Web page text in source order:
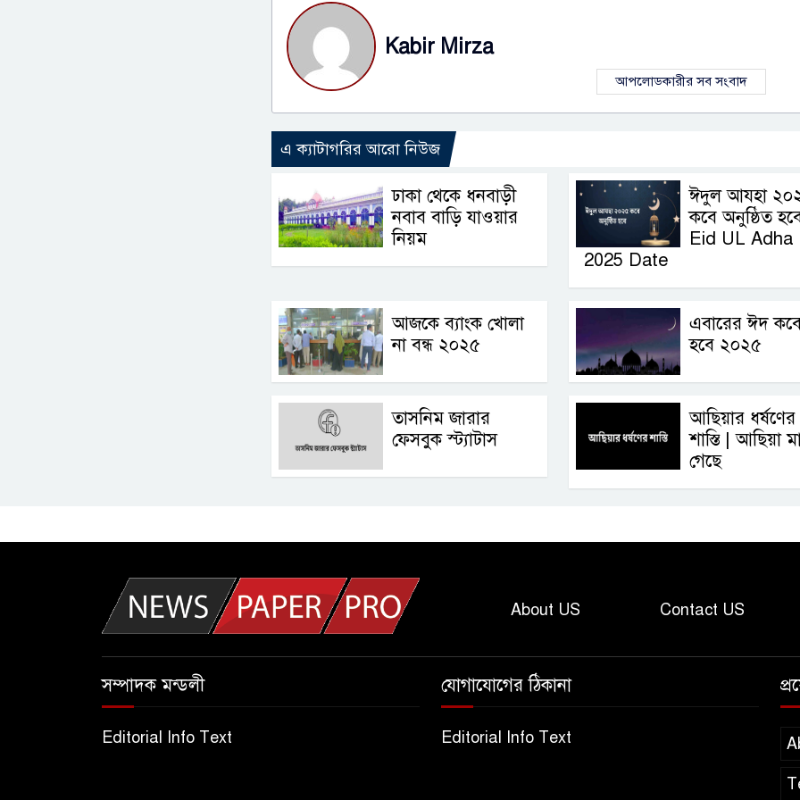
Kabir Mirza
আপলোডকারীর সব সংবাদ
এ ক্যাটাগরির আরো নিউজ
ঢাকা থেকে ধনবাড়ী
নবাব বাড়ি যাওয়ার
নিয়ম
ঈদুল আযহা
কবে অনুষ্ঠিত
Eid UL Adha
2025 Date
আজকে ব্যাংক খোলা
না বন্ধ ২০২৫
এবারের ঈদ
হবে ২০২৫
তাসনিম জারার
ফেসবুক স্ট্যাটাস
আছিয়ার ধর্ষণের
শাস্তি | আছিয়া
গেছে
About US Contact US
সম্পাদক মন্ডলী
Editorial Info Text
যোগাযোগের ঠিকানা
Editorial Info Text